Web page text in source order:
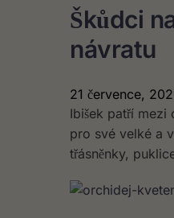
Škůdci
návratu
21 července,
Ibišek patří mezi
pro své velké a
třásněnky,